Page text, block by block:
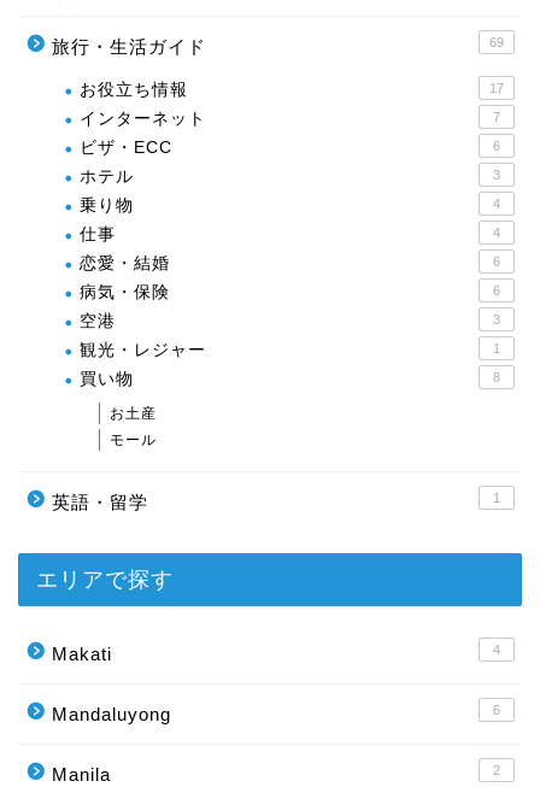
旅行・生活ガイド 69
お役立ち情報 17
インターネット 7
ビザ・ECC 6
ホテル 3
乗り物 4
仕事 4
恋愛・結婚 6
病気・保険 6
空港 3
観光・レジャー 1
買い物 8
お土産
モール
英語・留学 1
エリアで探す
Makati 4
Mandaluyong 6
Manila 2